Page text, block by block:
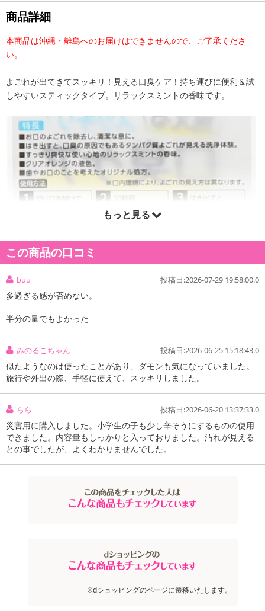
商品詳細
本商品は沖縄・離島へのお届けはできませんので、ご了承くださ
い。
よごれが出てきてスッキリ！見える口臭ケア！持ち運びに便利＆試
しやすいスティックタイプ。リラックスミントの香味です。
お申込みの際は 「商品情報」に記載されている「注意事項」を
必ずご確認ください。
もっと見る
この商品の口コミ
buu 投稿日:2026-07-29 19:58:00.0
多過ぎる感が否めない。
半分の量でもよかった
みのるこちゃん 投稿日:2026-06-25 15:18:43.0
似たようなのは使ったことがあり、ダモンも気になっていました。
旅行や外出の際、手軽に使えて、スッキリしました。
らら 投稿日:2026-06-20 13:37:33.0
災害用に購入しました。小学生の子も少し辛そうにするものの使用
できました。内容量もしっかりと入っておりました。汚れが見える
との事でしたが、よくわかりませんでした。
※dショッピングのページに遷移いたします。